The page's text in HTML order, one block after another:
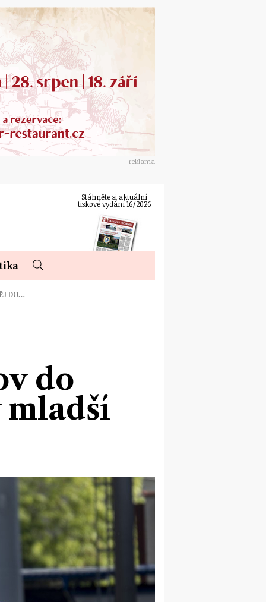
reklama
Stáhněte si aktuální
tiskové vydání 16/2026
DO…
do
mladší